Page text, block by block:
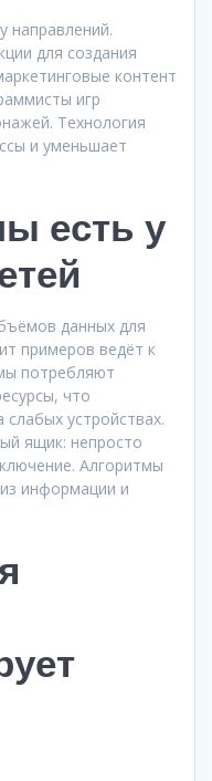
направлений.
для создания
контент
игр
Технология
и уменьшает
есть у
данных для
примеров ведёт к
потребляют
что
слабых устройствах.
ящик: непросто
Алгоритмы
информации и